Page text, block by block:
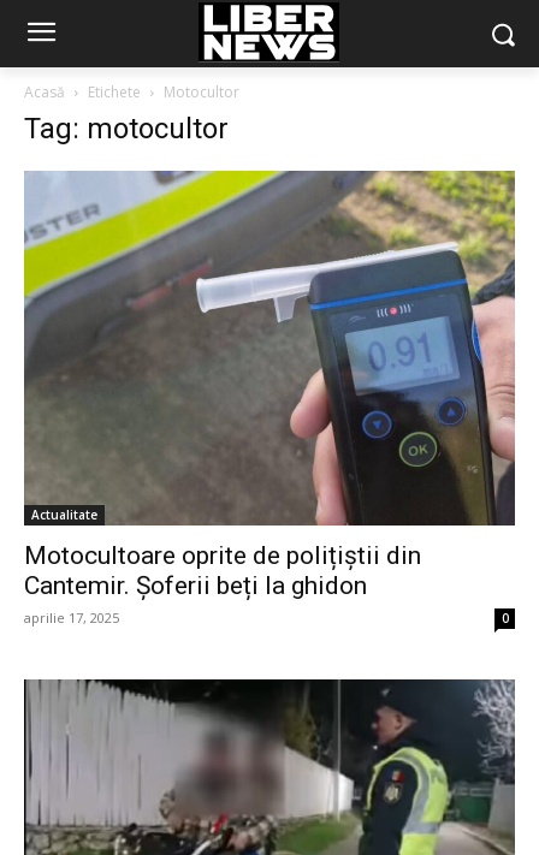
Acasă Etichete Motocultor
Tag: motocultor
Actualitate
Motocultoare oprite de polițiștii din
Cantemir. Șoferii beți la ghidon
aprilie 17, 2025 0